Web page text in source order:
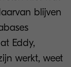
blijven
Eddy,
werkt, weet